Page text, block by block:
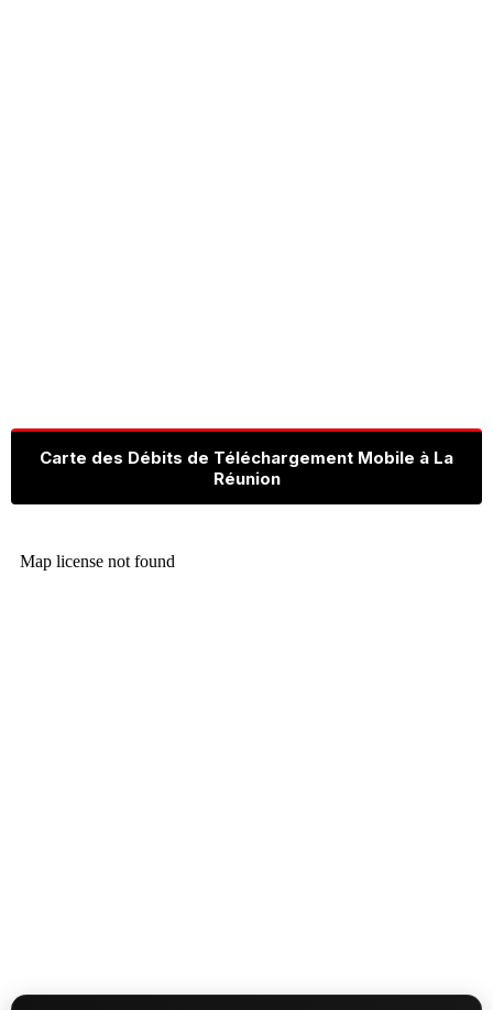
Carte des Débits de Téléchargement Mobile à La
Réunion